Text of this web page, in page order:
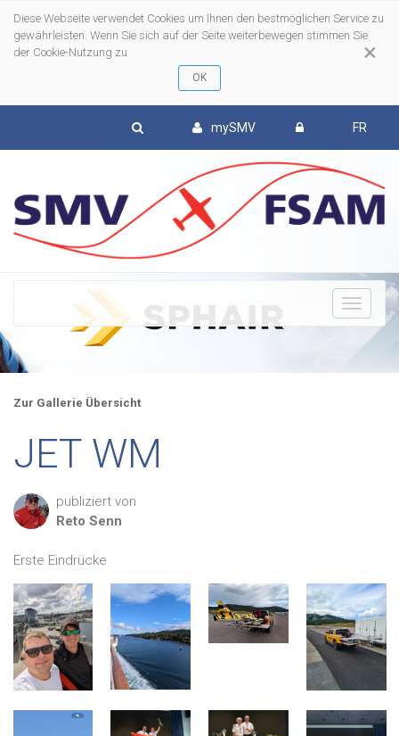
×
Diese Webseite verwendet Cookies um Ihnen den bestmöglichen Service zu
gewährleisten. Wenn Sie sich auf der Seite weiterbewegen stimmen Sie
der Cookie-Nutzung zu
mySMV FR
Zur Gallerie Übersicht
JET WM
publiziert von
Reto Senn
Erste Eindrücke